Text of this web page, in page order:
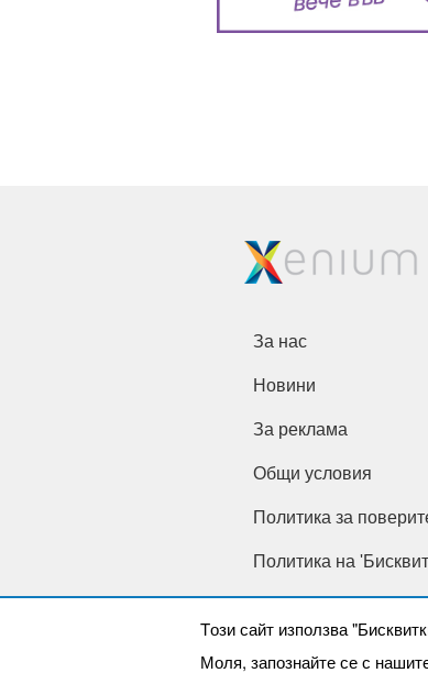
Tози сайт използва
Моля, запознайте се с
За нас
Новини
За реклама
Общи условия
Политика за
Политика на